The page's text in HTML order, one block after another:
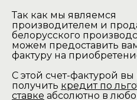
Так как мы являемся
производителем и
белорусского
можем предоставить
фактуру на
С этой счет-фактурой
получить кредит по
ставке абсолютно в